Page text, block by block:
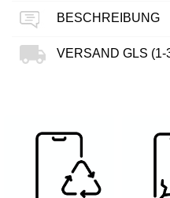
BESCHREIBUNG
VERSAND GLS (1-